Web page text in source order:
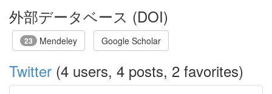
外部データベース (DOI)
23 Mendeley Google Scholar
Twitter (4 users, 4 posts, 2 favorites)